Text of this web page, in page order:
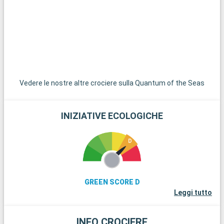
Vedere le nostre altre crociere sulla Quantum of the Seas
INIZIATIVE ECOLOGICHE
GREEN SCORE D
Leggi tutto